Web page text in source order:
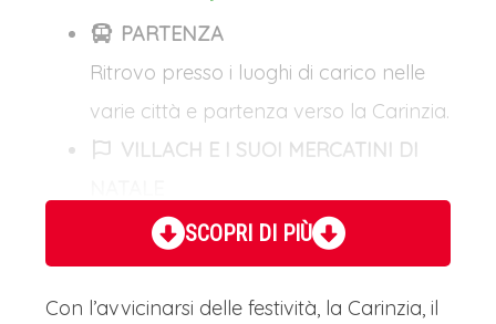
PARTENZA
Ritrovo presso i luoghi di carico nelle
varie città e partenza verso la Carinzia.
VILLACH E I SUOI MERCATINI DI
Arrivo in tarda mattinata a Villach,
incantevole città carinziana bagnata
dalla Drava, gioiello austriaco che
SCOPRI DI PIÙ
Con l’avvicinarsi delle festività, la Carinzia, il